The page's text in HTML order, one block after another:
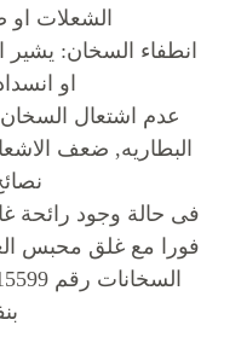
الشعلات
انطفاء السخان:
او
عدم اشتعال
البطاريه, ضعف
فى حالة وجود رائحة
فورا مع غلق محبس